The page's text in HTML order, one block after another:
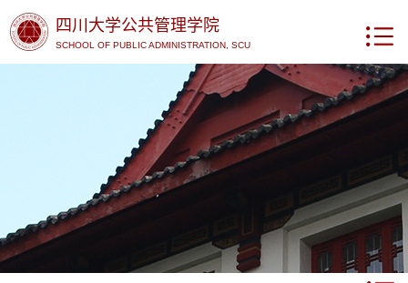
四川大学公共管理学院
SCHOOL OF PUBLIC ADMINISTRATION, SCU